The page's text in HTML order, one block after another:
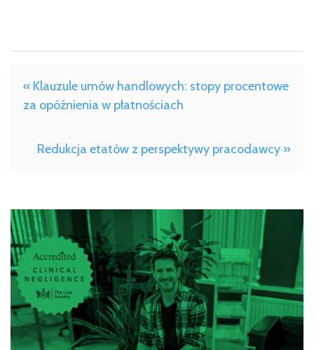
« Klauzule umów handlowych: stopy procentowe
za opóźnienia w płatnościach
Redukcja etatów z perspektywy pracodawcy »